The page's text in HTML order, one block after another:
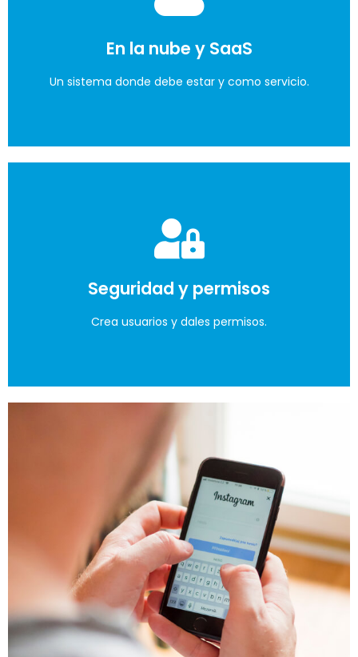
En la nube y SaaS
Un sistema donde debe estar y como servicio.
Seguridad y permisos
Crea usuarios y dales permisos.
módulos.